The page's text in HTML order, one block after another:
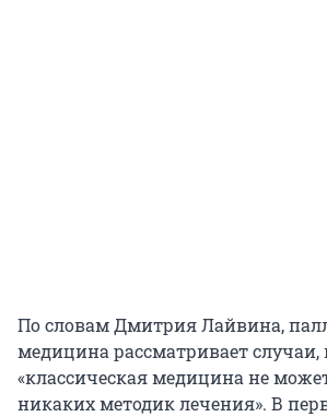
По словам Дмитрия Лайвина,
медицина рассматривает случаи,
«классическая медицина не
никаких методик лечения». В